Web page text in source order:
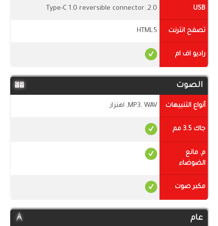
USB
2.0, Type-C 1.0 reversible connector
تصفح انترنت HTML5
راديو اف ام
الصوت
أنواع التنبيهات MP3, WAV, اهتزاز
جاك 3.5 مم
م. مانع
الضوضاء
مكبر صوت
عام